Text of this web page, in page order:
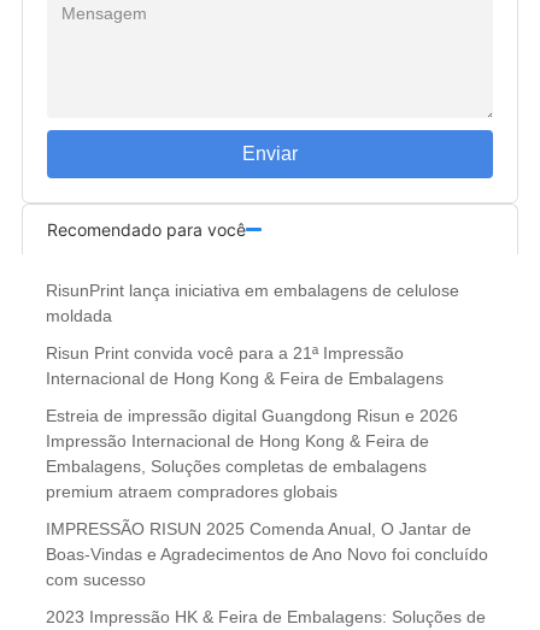
Enviar
Recomendado para você
RisunPrint lança iniciativa em embalagens de celulose
moldada
Risun Print convida você para a 21ª Impressão
Internacional de Hong Kong & Feira de Embalagens
Estreia de impressão digital Guangdong Risun e 2026
Impressão Internacional de Hong Kong & Feira de
Embalagens, Soluções completas de embalagens
premium atraem compradores globais
IMPRESSÃO RISUN 2025 Comenda Anual, O Jantar de
Boas-Vindas e Agradecimentos de Ano Novo foi concluído
com sucesso
2023 Impressão HK & Feira de Embalagens: Soluções de